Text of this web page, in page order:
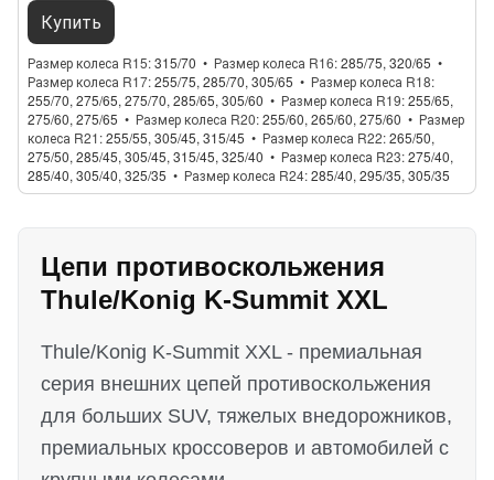
Купить
Размер колеса R15 315/70 Размер колеса R16 285/75, 320/65
Размер колеса R17 255/75, 285/70, 305/65
Размер колеса R18
255/70, 275/65, 275/70, 285/65, 305/60
Размер колеса R19 255/65,
275/60, 275/65
Размер колеса R20 255/60, 265/60, 275/60
Размер
колеса R21 255/55, 305/45, 315/45 Размер колеса R22 265/50,
275/50, 285/45, 305/45, 315/45, 325/40
Размер колеса R23 275/40,
285/40, 305/40, 325/35
Размер колеса R24 285/40, 295/35, 305/35
Цепи противоскольжения
Thule/Konig K-Summit XXL
Thule/Konig K-Summit XXL - премиальная
серия внешних цепей противоскольжения
для больших SUV, тяжелых внедорожников,
премиальных кроссоверов и автомобилей с